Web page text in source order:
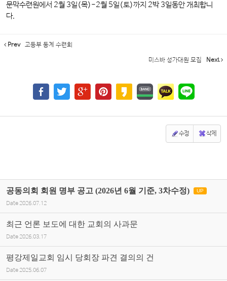
문막수련원에서 2월 3일(목)-2월 5일(토)까지 2박 3일동안 개최합니
다.
Prev 고등부 동계 수련회
미스바 성가대원 모집 Next
수정 삭제
공동의회 회원 명부 공고 (2026년 6월 기준, 3차수정) UP
Date 2026.07.12
최근 언론 보도에 대한 교회의 사과문
Date 2026.03.17
평강제일교회 임시 당회장 파견 결의의 건
Date 2025.06.07